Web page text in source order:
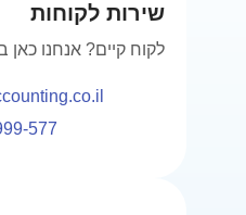
שירות לקוחות
לקוח קיים? אנחנו
577